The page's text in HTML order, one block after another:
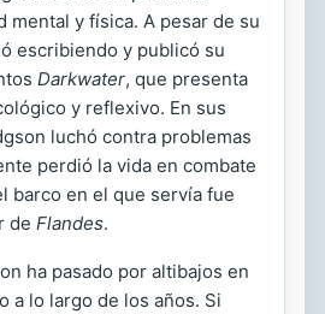
mental y física. A pesar de su
escribiendo y publicó su
Darkwater, que presenta
y reflexivo. En sus
luchó contra problemas
perdió la vida en combate
barco en el que servía fue
de Flandes.
ha pasado por altibajos en
a lo largo de los años. Si